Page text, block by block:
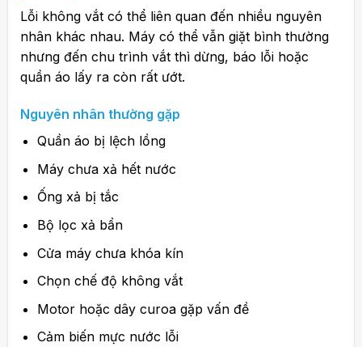
Lỗi không vắt có thể liên quan đến nhiều nguyên
nhân khác nhau. Máy có thể vẫn giặt bình thường
nhưng đến chu trình vắt thì dừng, báo lỗi hoặc
quần áo lấy ra còn rất ướt.
Nguyên nhân thường gặp
Quần áo bị lệch lồng
Máy chưa xả hết nước
Ống xả bị tắc
Bộ lọc xả bẩn
Cửa máy chưa khóa kín
Chọn chế độ không vắt
Motor hoặc dây curoa gặp vấn đề
Cảm biến mực nước lỗi